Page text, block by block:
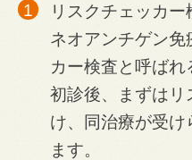
リスクチェッカー
ネオアンチゲン免
カー検査と呼ばれ
初診後、まずはリ
け、同治療が受け
ます。